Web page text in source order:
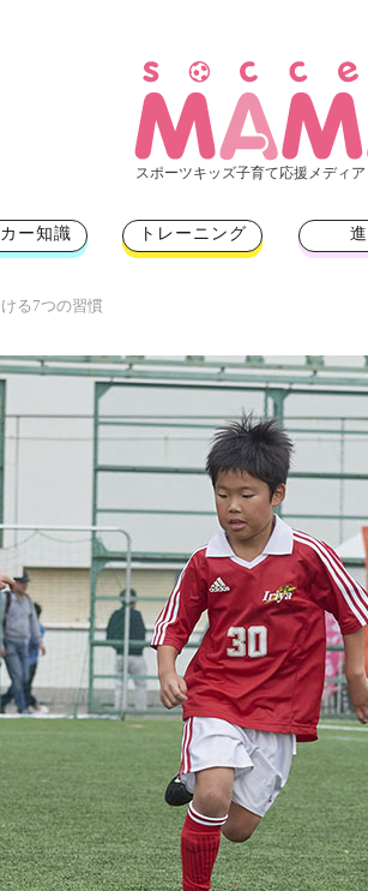
スポーツキッズ子育て応援メディ
ー知識 トレーニング
る7つの習慣